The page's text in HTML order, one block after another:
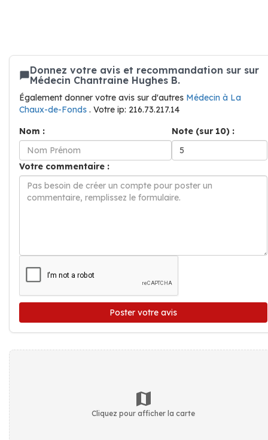
Donnez votre avis et recommandation sur sur
Médecin Chantraine Hughes B.
Également donner votre avis sur d'autres Médecin à La
Chaux-de-Fonds . Votre ip: 216.73.217.14
Nom :
Note (sur 10) :
Votre commentaire :
Poster votre avis
Cliquez pour afficher la carte